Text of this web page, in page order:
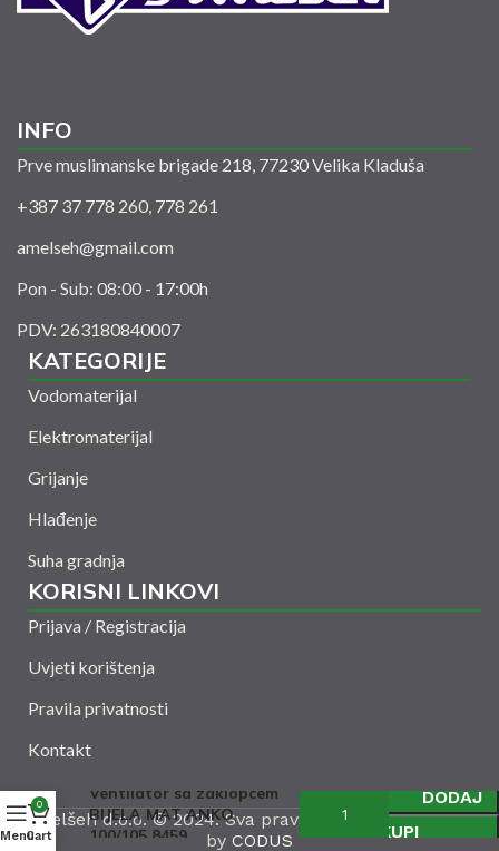
INFO
Prve muslimanske brigade 218, 77230 Velika Kladuša
+387 37 778 260, 778 261
amelseh@gmail.com
Pon - Sub: 08:00 - 17:00h
PDV: 263180840007
KATEGORIJE
Vodomaterijal
Elektromaterijal
Grijanje
Hlađenje
Suha gradnja
KORISNI LINKOVI
Prijava / Registracija
Uvjeti korištenja
Pravila privatnosti
Kontakt
Amelšeh d.o.o. © 2024. Sva prava zadržana. Powered
by CODUS
Ventilator sa zaklopcem
BIJELA MAT ANKO
100/105 8459
DODAJ
KUPI
Menu
0
Cart